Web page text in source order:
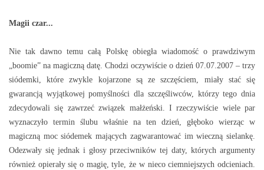
Magii czar...
Nie tak dawno temu całą Polskę obiegła wiadomość o prawdziwym
„boomie” na magiczną datę. Chodzi oczywiście o dzień 07.07.2007 – trzy
siódemki, które zwykle kojarzone są ze szczęściem, miały stać się
gwarancją wyjątkowej pomyślności dla szczęśliwców, którzy tego dnia
zdecydowali się zawrzeć związek małżeński. I rzeczywiście wiele par
wyznaczyło termin ślubu właśnie na ten dzień, głęboko wierząc w
magiczną moc siódemek mających zagwarantować im wieczną sielankę.
Odezwały się jednak i głosy przeciwników tej daty, których argumenty
również opierały się o magię, tyle, że w nieco ciemniejszych odcieniach.